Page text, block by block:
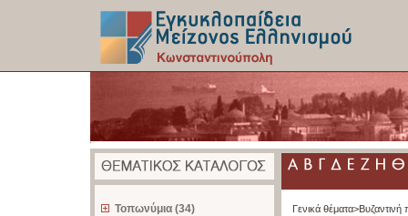
Τοπωνύμια (34)
Γενικά θέματα>Βυζαντινή